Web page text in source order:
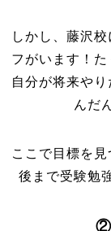
しかし、藤沢
フがいます！
自分が将来や
んだ
ここで目標を
後まで受験勉
②